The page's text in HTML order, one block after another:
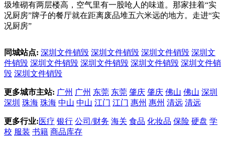
圾堆砌有两层楼高，空气里有一股呛人的味道。那家挂着“实
况厨房”牌子的餐厅就在距离废品堆五六米远的地方。走进“实
况厨房”
同城站点: 深圳文件销毁 深圳文件销毁 深圳文件销毁 深圳文
件销毁 深圳文件销毁 深圳文件销毁 深圳文件销毁 深圳文件销
毁 深圳文件销毁
更多城市主站: 广州 广州 东莞 东莞 肇庆 肇庆 佛山 佛山 深圳
深圳 珠海 珠海 中山 中山 江门 江门 惠州 惠州 清远 清远
更多行业: 医疗 银行 公司/财务 海关 食品 化妆品 保险 硬盘 学
校 服装 书籍 商品库存